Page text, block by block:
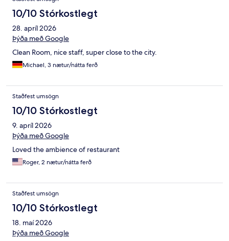
10/10 Stórkostlegt
28. apríl 2026
Þýða með Google
Clean Room, nice staff, super close to the city.
Michael, 3 nætur/nátta ferð
Staðfest umsögn
10/10 Stórkostlegt
9. apríl 2026
Þýða með Google
Loved the ambience of restaurant
Roger, 2 nætur/nátta ferð
Staðfest umsögn
10/10 Stórkostlegt
18. maí 2026
Þýða með Google